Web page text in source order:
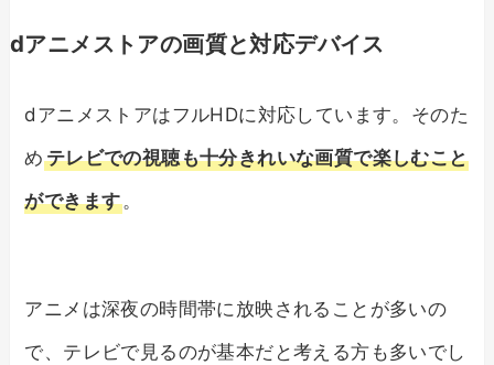
dアニメストアの画質と対応デバイス
dアニメストアはフルHDに対応しています。そのた
めテレビでの視聴も十分きれいな画質で楽しむこと
ができます。
アニメは深夜の時間帯に放映されることが多いの
で、テレビで見るのが基本だと考える方も多いでし